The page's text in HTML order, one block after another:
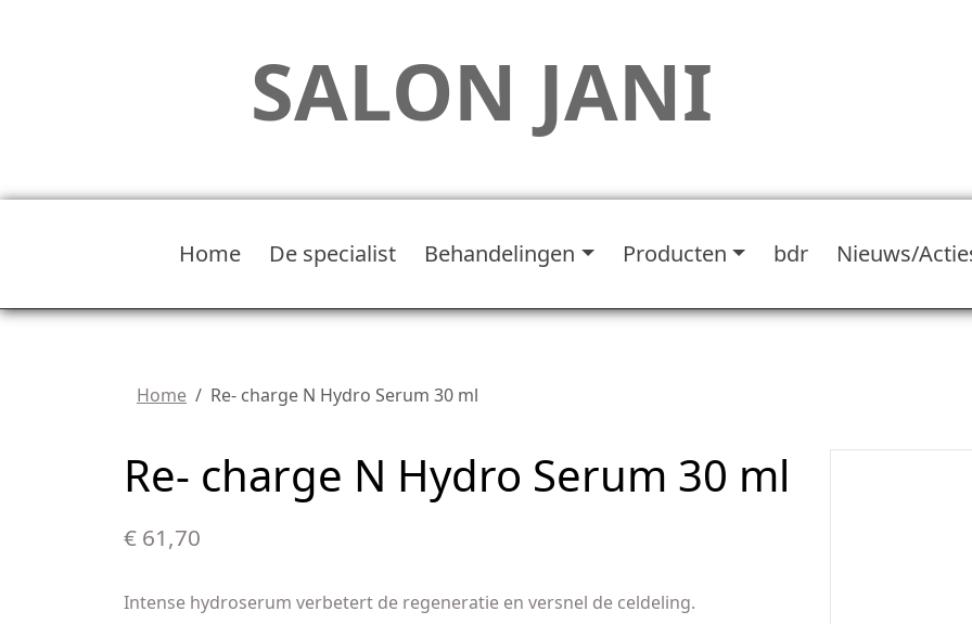
SALON JANI
Home De specialist Behandelingen Producten bdr Nieuws/
Home Re- charge N Hydro Serum 30 ml
Re- charge N Hydro Serum 30 ml
€ 61,70
Intense hydroserum verbetert de regeneratie en versnel de celdeling.